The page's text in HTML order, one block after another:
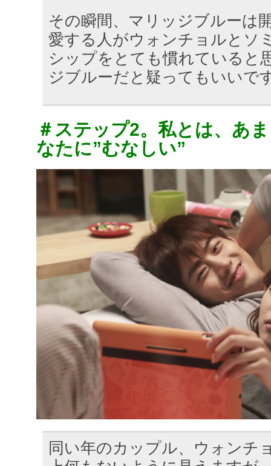
その瞬間、マリッジブルーは
愛する人がウォンチョルとソ
シップをとても慣れていると
ジブルーだと疑ってもいいで
＃ステップ2。私とは、あ
なたに”むなしい”
同い年のカップル、ウォンチ